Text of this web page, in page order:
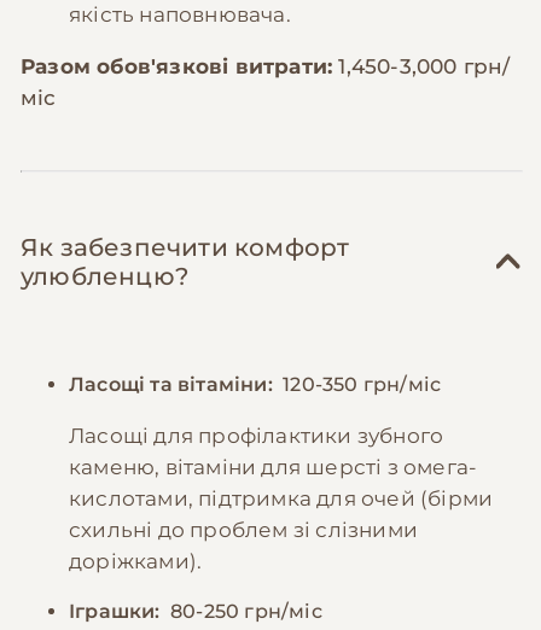
якість наповнювача.
Разом обов'язкові витрати:1,450-3,000 грн/
міс
Як забезпечити комфорт
улюбленцю?
Ласощі та вітаміни: 120-350 грн/міс
Ласощі для профілактики зубного
каменю, вітаміни для шерсті з омега-
кислотами, підтримка для очей (бірми
схильні до проблем зі слізними
доріжками).
Іграшки: 80-250 грн/міс